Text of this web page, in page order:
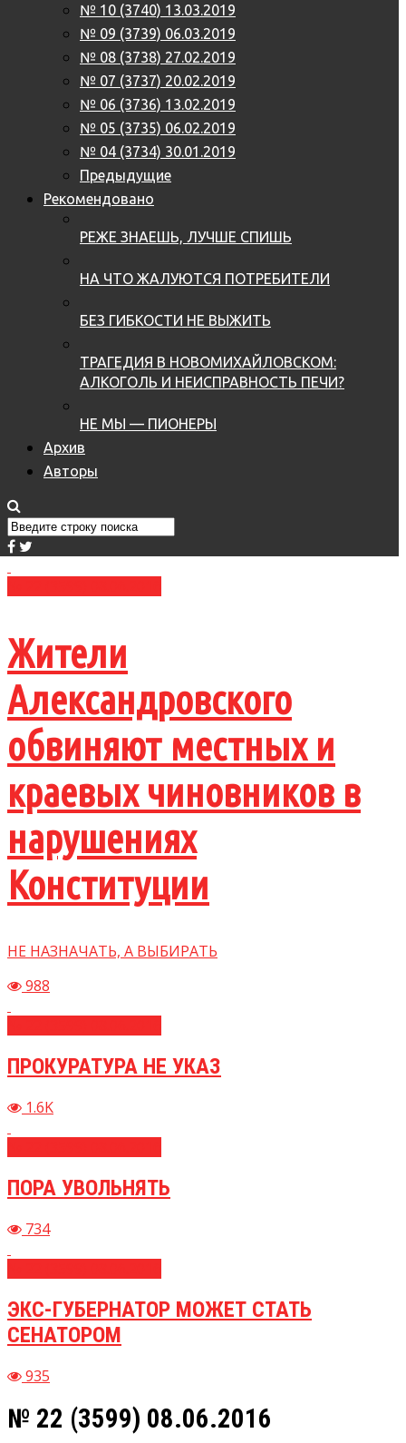
№ 10 (3740) 13.03.2019
№ 09 (3739) 06.03.2019
№ 08 (3738) 27.02.2019
№ 07 (3737) 20.02.2019
№ 06 (3736) 13.02.2019
№ 05 (3735) 06.02.2019
№ 04 (3734) 30.01.2019
Предыдущие
Рекомендовано
РЕЖЕ ЗНАЕШЬ, ЛУЧШЕ СПИШЬ
НА ЧТО ЖАЛУЮТСЯ ПОТРЕБИТЕЛИ
БЕЗ ГИБКОСТИ НЕ ВЫЖИТЬ
ТРАГЕДИЯ В НОВОМИХАЙЛОВСКОМ:
АЛКОГОЛЬ И НЕИСПРАВНОСТЬ ПЕЧИ?
НЕ МЫ — ПИОНЕРЫ
Архив
Авторы
Жители
Александровского
обвиняют местных и
краевых чиновников в
нарушениях
Конституции
НЕ НАЗНАЧАТЬ, А ВЫБИРАТЬ
988
ПРОКУРАТУРА НЕ УКАЗ
1.6K
ПОРА УВОЛЬНЯТЬ
734
ЭКС-ГУБЕРНАТОР МОЖЕТ СТАТЬ
СЕНАТОРОМ
935
№ 22 (3599) 08.06.2016